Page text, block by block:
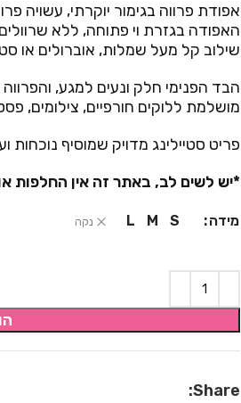
אפודת פרווה בגימור יוקרתי, עשויה
האפודה בגזרת וי פתוחה, ללא
שילוב קל מעל שמלות, אוברולים או
הבד הפנימי חלק ונעים למגע,
מושלמת ללוקים חורפיים, צילומים,
פריט סטיילינג מדויק שמוסיף נוכחות
*יש לשים לב, באתר זה אין החלפות
מידה S
M
L נקה
Share: